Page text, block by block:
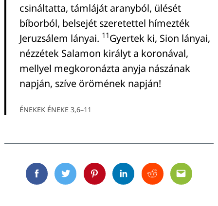
csináltatta, támláját aranyból, ülését
bíborból, belsejét szeretettel hímezték
Jeruzsálem lányai. 11Gyertek ki, Sion lányai,
nézzétek Salamon királyt a koronával,
mellyel megkoronázta anyja nászának
napján, szíve örömének napján!
ÉNEKEK ÉNEKE 3,6–11
FacebookTwitterPinterestLinkedinRedditEmail